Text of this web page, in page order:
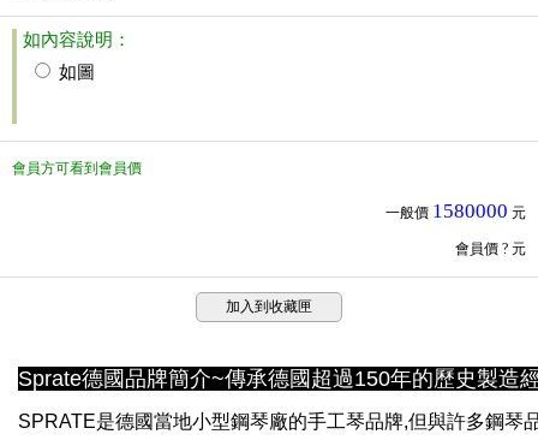
如內容說明：
如圖
會員方可看到會員價
一般價 1580000 元
會員價 ? 元
加入到收藏匣
Sprate德國品牌簡介~傳承德國超過150年的歷史製造
SPRATE是德國當地小型鋼琴廠的手工琴品牌,但與許多鋼琴